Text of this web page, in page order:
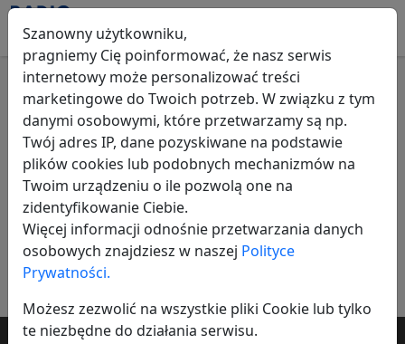
Ogłoszenia w Wadowice
Wszystkie ogłoszenia Polska Małopolskie
Nic nie znaleziono
Dodaj ogłoszenie
Szanowny użytkowniku,
pragniemy Cię poinformować, że nasz serwis
internetowy może personalizować treści
marketingowe do Twoich potrzeb. W związku z tym
danymi osobowymi, które przetwarzamy są np.
Twój adres IP, dane pozyskiwane na podstawie
plików cookies lub podobnych mechanizmów na
Twoim urządzeniu o ile pozwolą one na
zidentyfikowanie Ciebie.
Więcej informacji odnośnie przetwarzania danych
osobowych znajdziesz w naszej Polityce
Prywatności.
Możesz zezwolić na wszystkie pliki Cookie lub tylko
te niezbędne do działania serwisu.